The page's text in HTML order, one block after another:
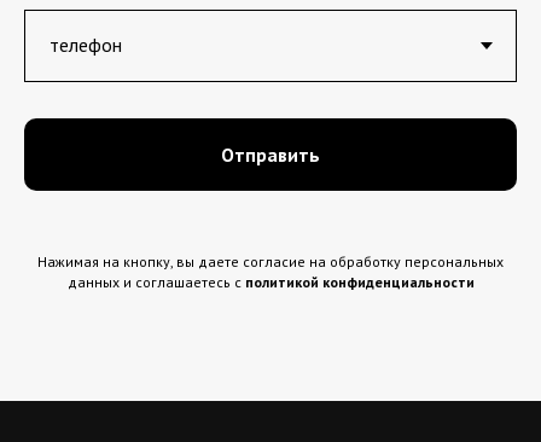
Отправить
Нажимая на кнопку, вы даете согласие на обработку персональных
данных и соглашаетесь c политикой конфиденциальности